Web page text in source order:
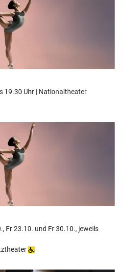
19.30 Uhr | Nationaltheater
Fr 23.10. und Fr 30.10., jeweils